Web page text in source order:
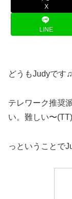
X
LINE
どうもJudyです♫
テレワーク推奨
い。難しい〜(TT)
っということで